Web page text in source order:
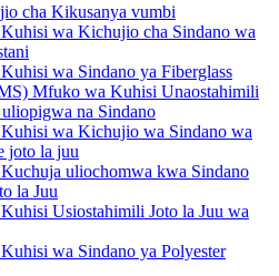
cha Kikusanya vumbi
wa Kichujio cha Sindano wa
wa Sindano ya Fiberglass
Mfuko wa Kuhisi Unaostahimili
na Sindano
wa Kichujio wa Sindano wa
joto la juu
uliochomwa kwa Sindano
la Juu
Usiostahimili Joto la Juu wa
wa Sindano ya Polyester